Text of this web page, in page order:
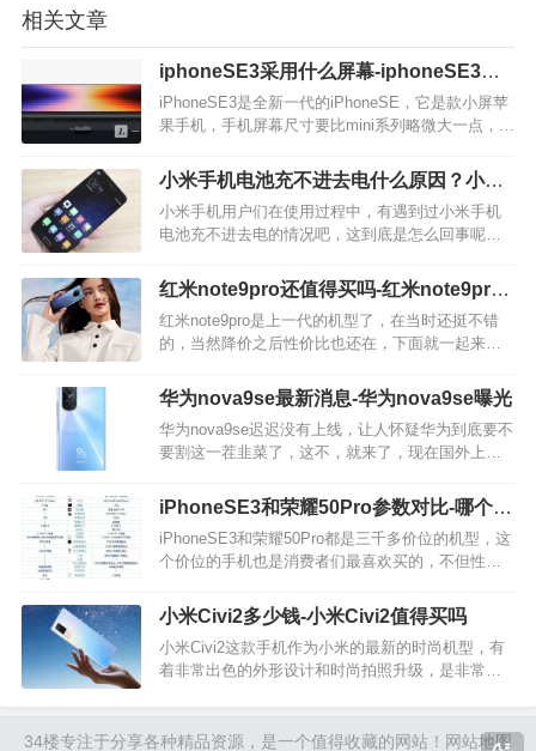
相关文章
iphoneSE3采用什么屏幕-iphoneSE3屏
幕性能
iPhoneSE3是全新一代的iPhoneSE，它是款小屏苹
果手机，手机屏幕尺寸要比mini系列略微大一点，但
编详细梳理的iPhoneSE3手机屏幕的相关信息吧。
iPhoneSE3屏幕是什么一块4…
小米手机电池充不进去电什么原因？小米
手机电池怎么修复?
小米手机用户们在使用过程中，有遇到过小米手机
电池充不进去电的情况吧，这到底是怎么回事呢？
可以怎么去修复呢？让我们一起来详细了解一下
吧。 小米手机电池修复指令是什么 小米手机是无…
红米note9pro还值得买吗-红米note9pro
还值得入手吗
红米note9pro是上一代的机型了，在当时还挺不错
的，当然降价之后性价比也还在，下面就一起来了
红米note9pro这部手机的亮点都有啥。 屏幕方面，
红米note9pro这…
华为nova9se最新消息-华为nova9se曝光
华为nova9se迟迟没有上线，让人怀疑华为到底要不
要割这一茬韭菜了，这不，就来了，现在国外上线
下华为nova9se的最新消息。 性能方面，华为
Nova9SE这款手机将采用的是骁龙665，不…
iPhoneSE3和荣耀50Pro参数对比-哪个好
对比测评
iPhoneSE3和荣耀50Pro都是三千多价位的机型，这
个价位的手机也是消费者们最喜欢买的，不但性能
iPhoneSE3和荣耀50Pro相比哪个好呢？让我们一起
来看看吧。 核心配置对比…
小米Civi2多少钱-小米Civi2值得买吗
小米Civi2这款手机作为小米的最新的时尚机型，有
着非常出色的外形设计和时尚拍照升级，是非常值
感兴趣的，不要错过啦。 小米Civi2价格是多…
34楼专注于分享各种精品资源，是一个值得收藏的网站！ 网站地图